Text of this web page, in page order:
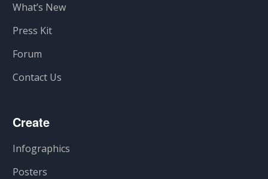
What’s New
Press Kit
Forum
Contact Us
Create
Infographics
Posters